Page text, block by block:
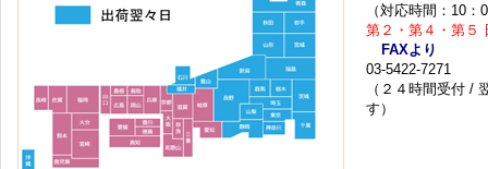
（対応時間：10：
第２・第４・第５
FAXより
03-5422-7271
（２４時間受付 /
す）